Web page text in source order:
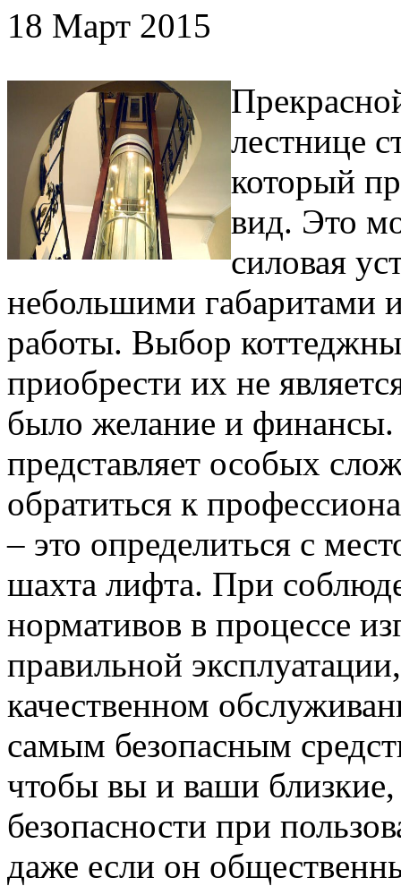
18 Март 2015
лестнице
который
вид. Это
силовая
небольшими габаритами
работы. Выбор
приобрести их не
было желание и
представляет особых
обратиться к
– это определиться с
шахта лифта. При
нормативов в процессе
правильной
качественном
самым безопасным
чтобы вы и ваши
безопасности при
даже если он